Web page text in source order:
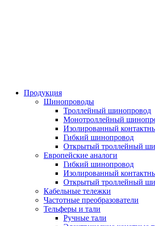
Продукция
Шинопроводы
Троллейный шинопровод
Монотроллейный
Изолированный
Гибкий шинопровод
Открытый троллейный
Европейские аналоги
Гибкий шинопровод
Изолированный
Открытый троллейный
Кабельные тележки
Частотные преобразователи
Тельферы и тали
Ручные тали